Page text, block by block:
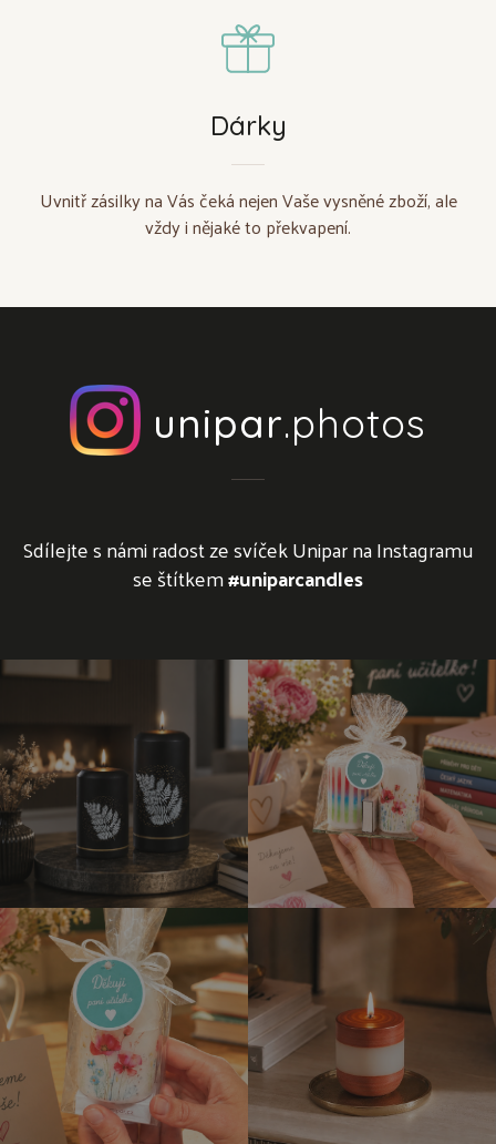
Dárky
Uvnitř zásilky na Vás čeká nejen Vaše vysněné zboží, ale
vždy i nějaké to překvapení.
unipar.photos
Sdílejte s námi radost ze svíček Unipar na Instagramu
se štítkem#uniparcandles